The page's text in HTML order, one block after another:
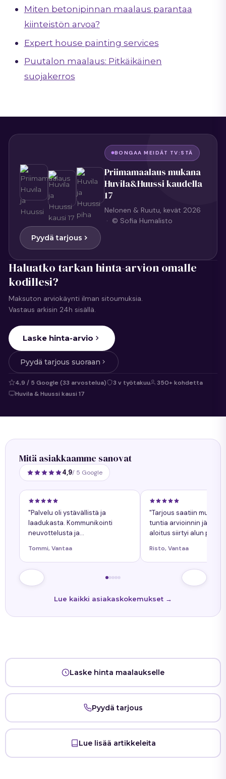
Miten betonipinnan maalaus parantaa
kiinteistön arvoa?
Expert house painting services
Puutalon maalaus: Pitkäikäinen
suojakerros
BONGAA MEIDÄT TV:STÄ
Priimamaalaus mukana
Huvila&Huussi kaudella
17
Nelonen & Ruutu, kevät 2026
· © Sofia Humalisto
Pyydä tarjous
Haluatko tarkan hinta-arvion omalle
kodillesi?
Maksuton arviokäynti ilman sitoumuksia.
Vastaus arkisin 24h sisällä.
Laske hinta-arvio
Pyydä tarjous suoraan
4,9 / 5 Google (33 arvostelua) 3 v työtakuu
350+ kohdetta
Huvila & Huussi kausi 17
Mitä asiakkaamme sanovat
4,9/ 5 Google
"Palvelu oli ystävällistä ja
laadukasta. Kommunikointi
neuvottelusta ja
Kaikkiin kysymyksiin tuli
nopeasti vastaukset. Työn
lopputulos oli onnistunut."
Tommi, Vantaa
"Tarjous saatiin
tuntia arvioinnin
aloitus siirtyi alun perin
siitä oli ollut etukäteen
tiedossa."
Risto, Vantaa
Lue kaikki asiakaskokemukset →
Laske hinta maalaukselle
Pyydä tarjous
Lue lisää artikkeleita